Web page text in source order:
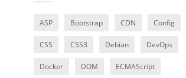
ASP Bootstrap CDN Config
CSS CSS3 Debian DevOps
Docker DOM ECMAScript